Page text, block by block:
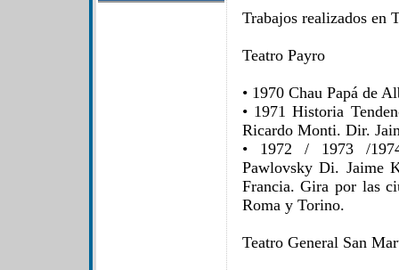
Trabajos realizados en
Teatro Payro
• 1970 Chau Papá de
• 1971 Historia
Ricardo Monti. Dir.
• 1972 / 1973 /
Pawlovsky Di. Jaime
Francia. Gira por las
Roma y Torino.
Teatro General San